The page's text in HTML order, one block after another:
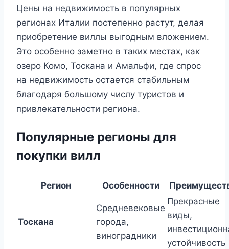
Цены на недвижимость в популярных
регионах Италии постепенно растут, делая
приобретение виллы выгодным вложением.
Это особенно заметно в таких местах, как
озеро Комо, Тоскана и Амальфи, где спрос
на недвижимость остается стабильным
благодаря большому числу туристов и
привлекательности региона.
Популярные регионы для
покупки вилл
Регион Особенности
Тоскана
Средневековые
города,
виноградники
Прекрасные
виды,
устойчивость